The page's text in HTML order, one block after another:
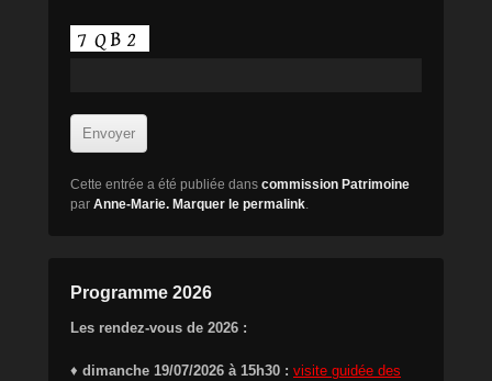
Cette entrée a été publiée dans commission Patrimoine
par Anne-Marie. Marquer le permalink.
Programme 2026
Les rendez-vous de 2026 :
♦ dimanche 19/07/2026 à 15h30 : visite guidée des